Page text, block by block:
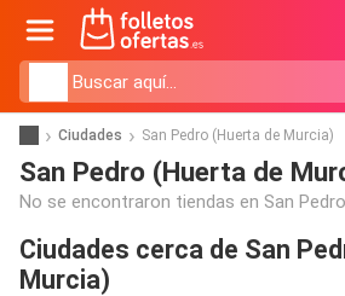
Ciudades San Pedro (Huerta de Murcia)
San Pedro (Huerta de
No se encontraron tiendas en San
Ciudades cerca de San
Murcia)